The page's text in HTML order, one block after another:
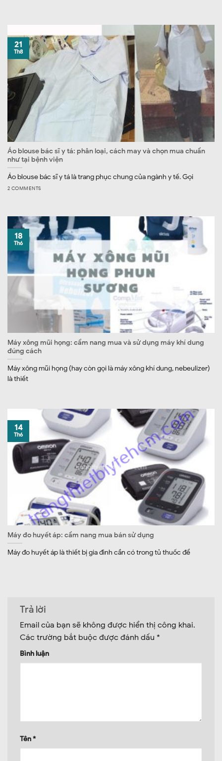
Áo blouse bác sĩ y tá: phân loại, cách may và chọn mua chuẩn
như tại bệnh viện
Áo blouse bác sĩ y tá là trang phục chung của ngành y tế. Gọi
2 COMMENTS
21
Th8
Máy xông mũi họng: cẩm nang mua và sử dụng máy khí dung
đúng cách
Máy xông mũi họng (hay còn gọi là máy xông khí dung, nebeulizer)
là thiết
18
Th6
Máy đo huyết áp: cẩm nang mua bán sử dụng
Máy đo huyết áp là thiết bị gia đình cần có trong tủ thuốc để
14
Th6
Trả lời
Email của bạn sẽ không được hiển thị công khai.
Các trường bắt buộc được đánh dấu *
Bình luận
Tên*